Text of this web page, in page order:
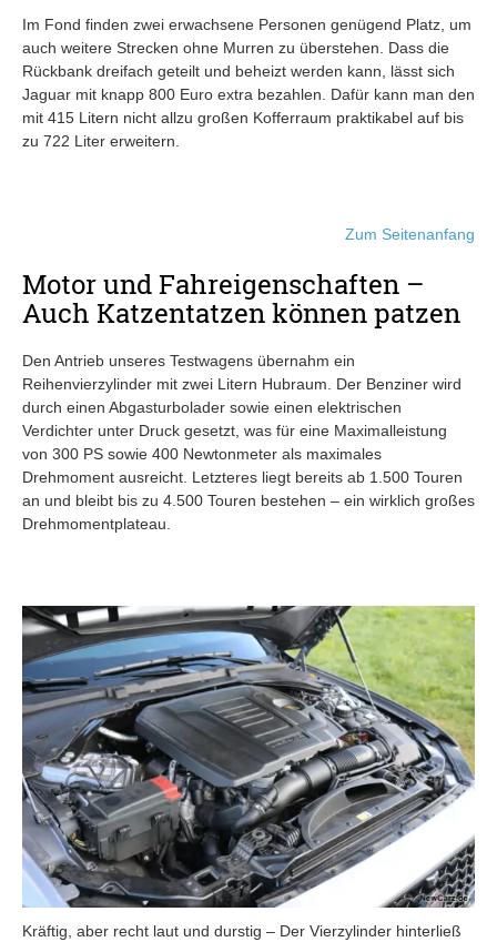
Im Fond finden zwei erwachsene Personen genügend Platz, um
auch weitere Strecken ohne Murren zu überstehen. Dass die
Rückbank dreifach geteilt und beheizt werden kann, lässt sich
Jaguar mit knapp 800 Euro extra bezahlen. Dafür kann man den
mit 415 Litern nicht allzu großen Kofferraum praktikabel auf bis
zu 722 Liter erweitern.
Zum Seitenanfang
Motor und Fahreigenschaften –
Auch Katzentatzen können patzen
Den Antrieb unseres Testwagens übernahm ein
Reihenvierzylinder mit zwei Litern Hubraum. Der Benziner wird
durch einen Abgasturbolader sowie einen elektrischen
Verdichter unter Druck gesetzt, was für eine Maximalleistung
von 300 PS sowie 400 Newtonmeter als maximales
Drehmoment ausreicht. Letzteres liegt bereits ab 1.500 Touren
an und bleibt bis zu 4.500 Touren bestehen – ein wirklich großes
Drehmomentplateau.
Kräftig, aber recht laut und durstig – Der Vierzylinder hinterließ